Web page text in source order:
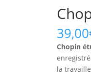
39,00
Chopin
la